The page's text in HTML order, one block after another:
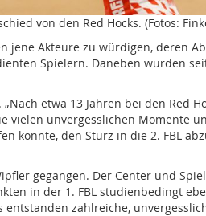
von den Red Hocks. (Fotos:
jene Akteure zu würdigen, deren
Spielern. Daneben wurden
etwa 13 Jahren bei den Red
vielen unvergesslichen Momente
konnte, den Sturz in die 2. FBL
gegangen. Der Center und
in der 1. FBL studienbedingt
zahlreiche,